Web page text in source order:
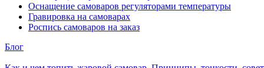
Оснащение самоваров регуляторами температуры
Гравировка на самоварах
Роспись самоваров на заказ
Блог